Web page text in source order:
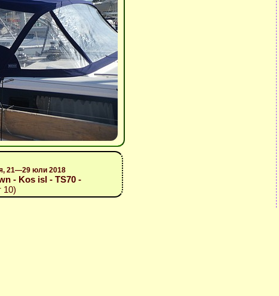
21—29 юли 2018
- Kos isl - TS70 -
10)